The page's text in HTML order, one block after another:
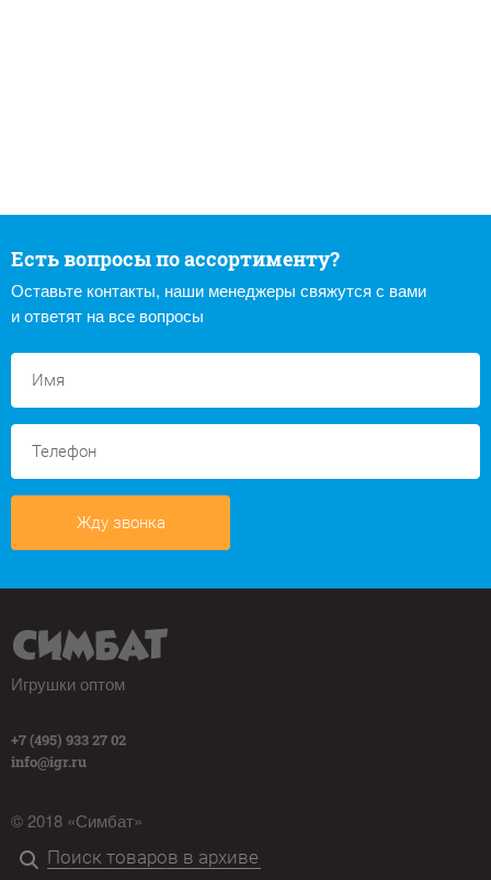
Есть вопросы по ассортименту?
Оставьте контакты, наши менеджеры свяжутся с вами
и ответят на все вопросы
Жду звонка
Игрушки оптом
+7 (495) 933 27 02
info@igr.ru
© 2018 «Симбат»